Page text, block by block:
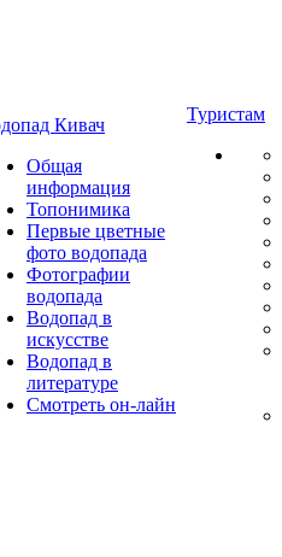
Кивач
Общая
информация
Топонимика
Первые цветные
фото водопада
Фотографии
водопада
Водопад в
искусстве
Водопад в
литературе
Смотреть он-лайн
Туристам